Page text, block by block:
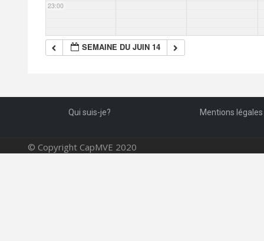
23:00
SEMAINE DU JUIN 14
Qui suis-je? Mentions légales
© Copyright CapMVE 2020